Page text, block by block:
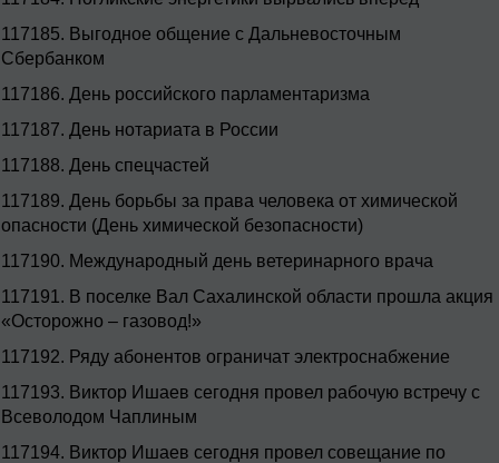
117185. Выгодное общение с Дальневосточным
Сбербанком
117186. День российского парламентаризма
117187. День нотариата в России
117188. День спецчастей
117189. День борьбы за права человека от химической
опасности (День химической безопасности)
117190. Международный день ветеринарного врача
117191. В поселке Вал Сахалинской области прошла акция
«Осторожно – газовод!»
117192. Ряду абонентов ограничат электроснабжение
117193. Виктор Ишаев сегодня провел рабочую встречу с
Всеволодом Чаплиным
117194. Виктор Ишаев сегодня провел совещание по